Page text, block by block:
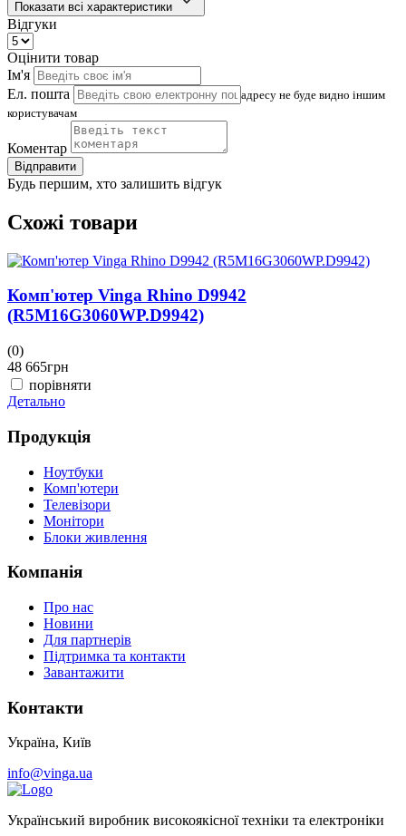
Показати всі характеристики
Відгуки
Оцінити товар
Ім'я
Ел. пошта
адресу не буде видно іншим
користувачам
Коментар
Відправити
Будь першим, хто залишить відгук
Схожі товари
Комп'ютер Vinga Rhino D9942
(R5M16G3060WP.D9942)
(0)
48 665грн
порівняти
Детально
Продукція
Ноутбуки
Комп'ютери
Телевізори
Монітори
Блоки живлення
Компанія
Про нас
Новини
Для партнерів
Підтримка та контакти
Завантажити
Контакти
Україна, Київ
info@vinga.ua
Український виробник високоякісної техніки та електроніки